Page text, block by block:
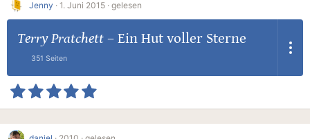
Jenny · 1. Juni 2015 · gelesen
Terry Pratchett– Ein Hut voller Sterne
351 Seiten